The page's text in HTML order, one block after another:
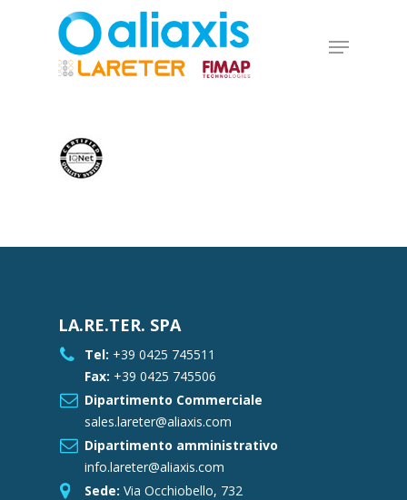
Menu
LA.RE.TER. SPA
Tel: +39 0425 745511
Fax: +39 0425 745506
Dipartimento Commerciale
sales.lareter@aliaxis.com
Dipartimento amministrativo
info.lareter@aliaxis.com
Sede: Via Occhiobello, 732